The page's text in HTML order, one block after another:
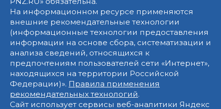
На информационном ресурсе применяются
внешние рекомендательные технологии
(информационные технологии предоставления
информации на основе сбора, систематизации и
анализа сведений, относящихся к
предпочтениям пользователей сети «Интернет»,
находящихся на территории Российской
Федерации)». Правила применения
рекомендательных технологий.
Сайт использует сервисы веб-аналитики Яндекс